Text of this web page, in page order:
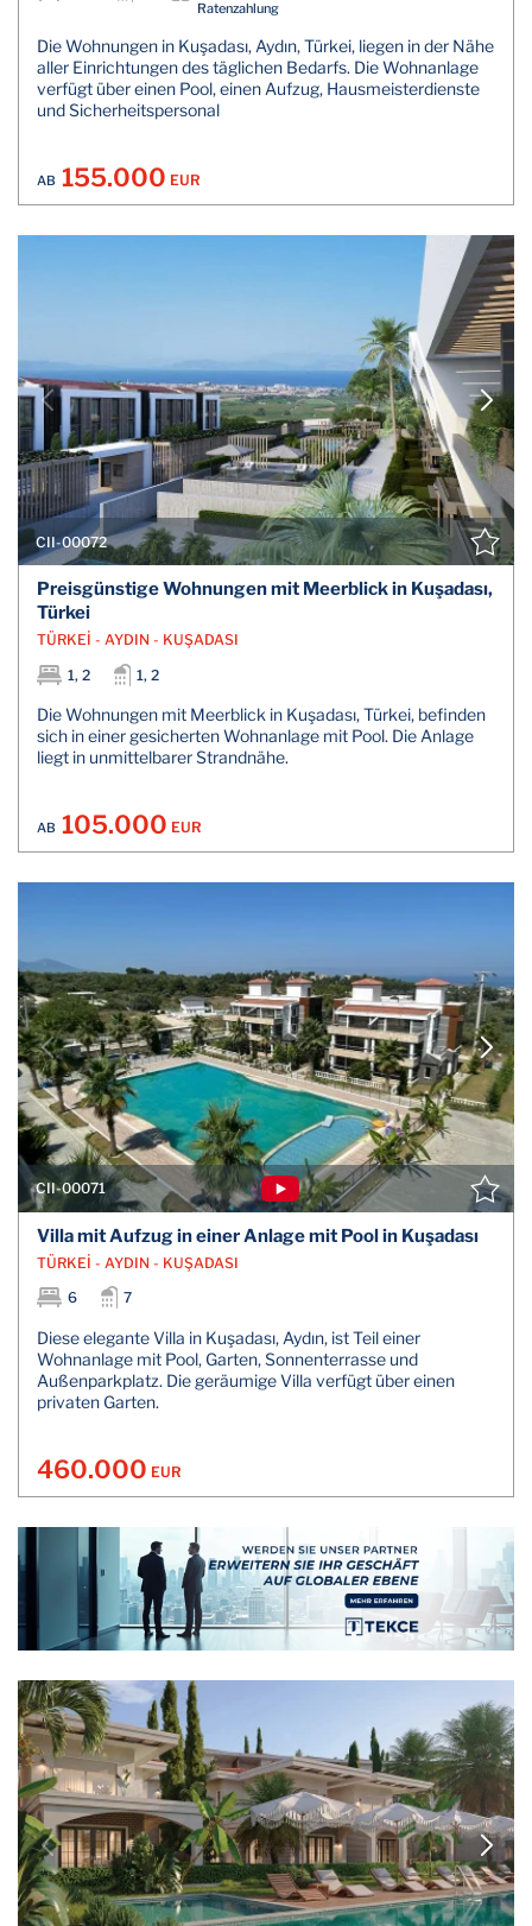
Ratenzahlung
Die Wohnungen in Kuşadası, Aydın, Türkei, liegen in der Nähe
aller Einrichtungen des täglichen Bedarfs. Die Wohnanlage
verfügt über einen Pool, einen Aufzug, Hausmeisterdienste
und Sicherheitspersonal
AB 155.000 EUR
CII-00072
Preisgünstige Wohnungen mit Meerblick in Kuşadası,
Türkei
TÜRKEİ - AYDIN - KUŞADASI
1, 2
1, 2
Die Wohnungen mit Meerblick in Kuşadası, Türkei, befinden
sich in einer gesicherten Wohnanlage mit Pool. Die Anlage
liegt in unmittelbarer Strandnähe.
AB 105.000 EUR
CII-00071
Villa mit Aufzug in einer Anlage mit Pool in Kuşadası
TÜRKEİ - AYDIN - KUŞADASI
6
7
Diese elegante Villa in Kuşadası, Aydın, ist Teil einer
Wohnanlage mit Pool, Garten, Sonnenterrasse und
Außenparkplatz. Die geräumige Villa verfügt über einen
privaten Garten.
460.000 EUR